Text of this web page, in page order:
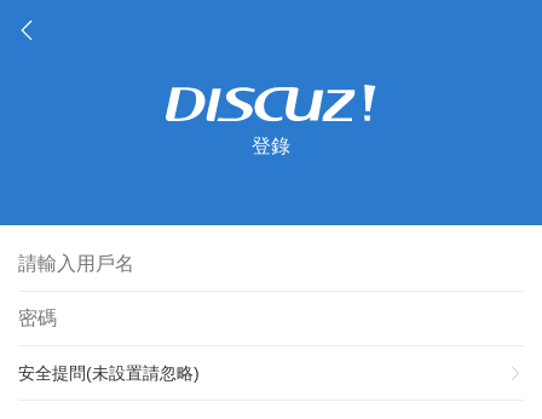
登錄
安全提問(未設置請忽略)